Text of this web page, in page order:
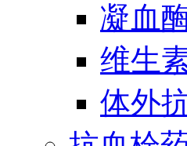
凝血
维生
体外